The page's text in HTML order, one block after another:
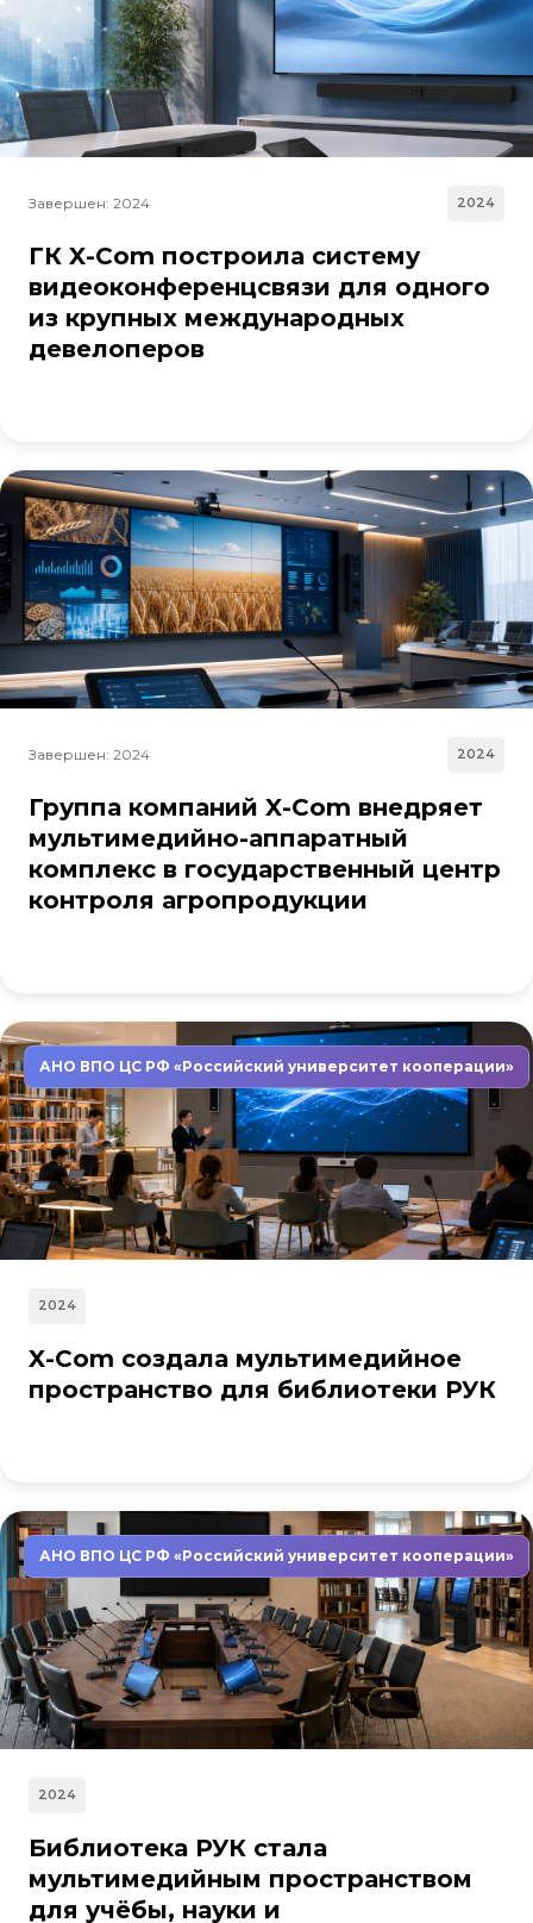
Завершен: 2024 2024
ГК X-Com построила систему
видеоконференцсвязи для одного
из крупных международных
девелоперов
Завершен: 2024 2024
Группа компаний X-Com внедряет
мультимедийно-аппаратный
комплекс в государственный центр
контроля агропродукции
АНО ВПО ЦС РФ «Российский университет кооперации»
2024
X-Com создала мультимедийное
пространство для библиотеки РУК
АНО ВПО ЦС РФ «Российский университет кооперации»
2024
Библиотека РУК стала
мультимедийным пространством
для учёбы, науки и